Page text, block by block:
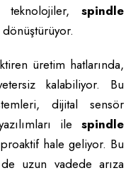
teknolojiler, spindle
üretim hatlarında,
kalabiliyor. Bu
dijital sensör
ile spindle
hale geliyor. Bu
uzun vadede arıza